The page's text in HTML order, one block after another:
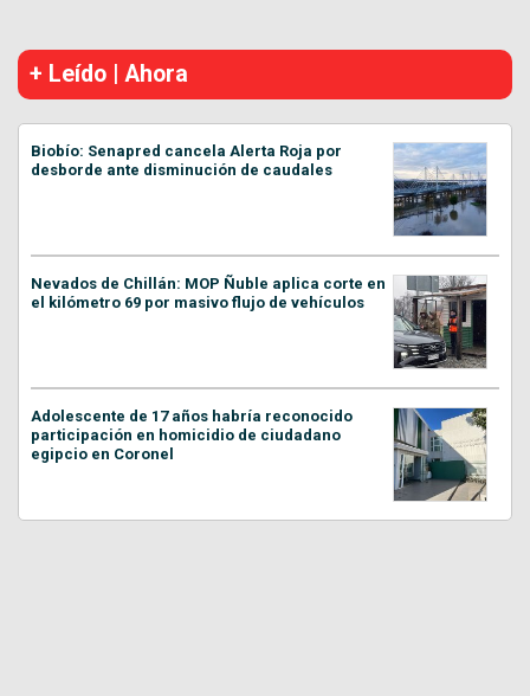
+ Leído | Ahora
Biobío: Senapred cancela Alerta Roja por
desborde ante disminución de caudales
Nevados de Chillán: MOP Ñuble aplica corte en
el kilómetro 69 por masivo flujo de vehículos
Adolescente de 17 años habría reconocido
participación en homicidio de ciudadano
egipcio en Coronel